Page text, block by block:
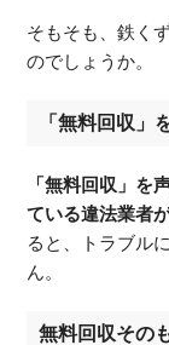
そもそも、鉄く
のでしょうか。
「無料回収」
「無料回収」を
ている違法業者
ると、トラブル
ん。
無料回収その